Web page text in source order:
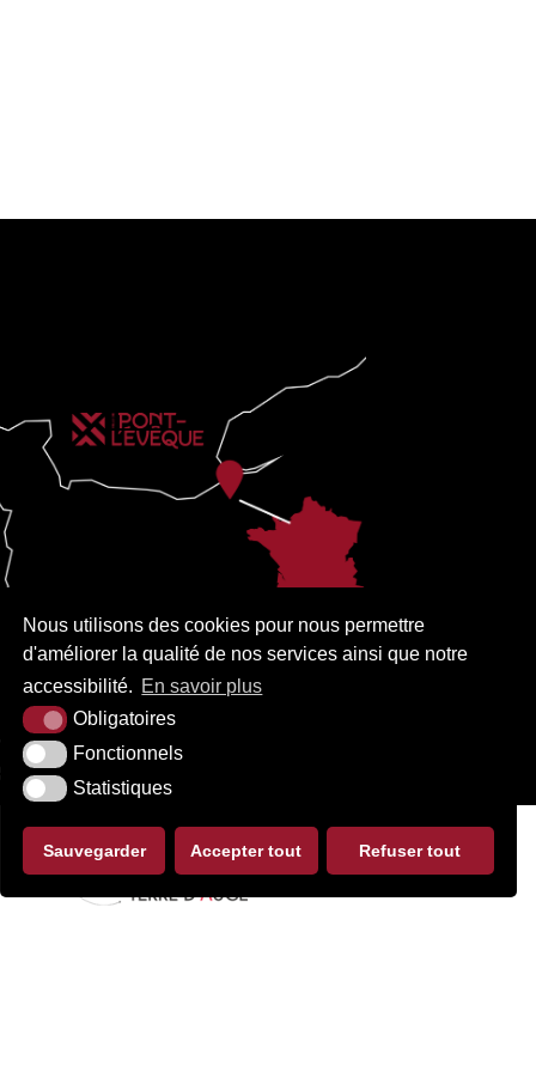
Nous utilisons des cookies pour nous permettre
d'améliorer la qualité de nos services ainsi que notre
accessibilité. En savoir plus
Obligatoires
Fonctionnels
Statistiques
Sauvegarder Accepter tout Refuser tout